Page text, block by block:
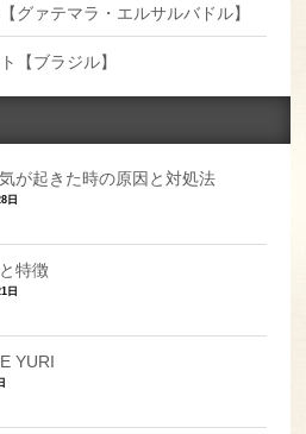
グァテマラ・エルサルバドル】
【ブラジル】
が起きた時の原因と対処法
日
特徴
日
YURI